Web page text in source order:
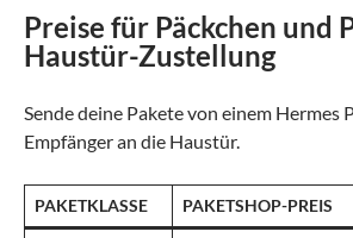
Preise für Päckchen und
Haustür-Zustellung
Sende deine Pakete von einem Hermes
Empfänger an die Haustür.
PAKETKLASSE PAKETSHOP-PREIS